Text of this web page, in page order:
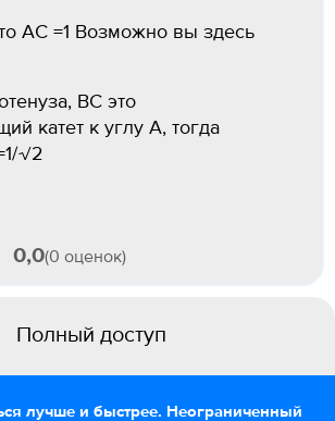
АС =1 Возможно вы здесь
ВС это
катет к углу А, тогда
√2
0,0(0 оценок)
Полный доступ
лучше и быстрее. Неограниченный